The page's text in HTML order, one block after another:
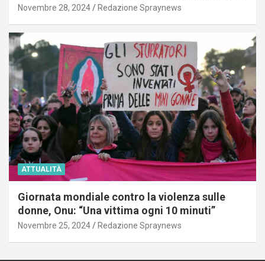
Novembre 28, 2024 Redazione Spraynews
ATTUALITÀ
Giornata mondiale contro la violenza sulle
donne, Onu: “Una vittima ogni 10 minuti”
Novembre 25, 2024 Redazione Spraynews